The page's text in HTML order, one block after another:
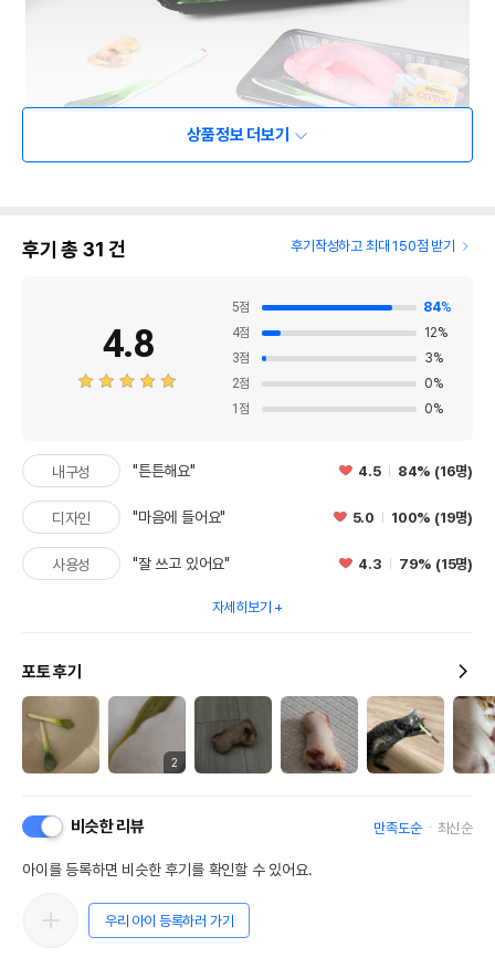
상품정보 더보기
후기 총 31 건 후기작성하고 최대 150점 받기
4.8
5점 84%
4점 12%
3점 3%
2점 0%
1 점 0%
내구성 "튼튼해요" 4.5 84% (16명)
디자인 "마음에 들어요" 5.0 100% (19명)
사용성 "잘 쓰고 있어요" 4.3 79% (15명)
자세히보기
포토 후기
2
비슷한 리뷰 만족도순 최신순
아이를 등록하면 비슷한 후기를 확인할 수 있어요.
우리 아이 등록하러 가기